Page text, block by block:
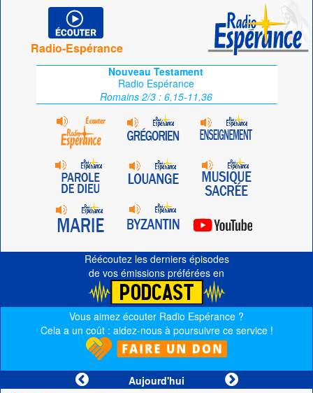
Radio-Espérance
Nouveau Testament
Radio Espérance
Romains 2/3 : 6,15-11,36
Réécoutez les derniers épisodes
de vos émissions préférées en
Vous aimez écouter Radio Espérance ?
Cela a un coût : aidez-nous à poursuivre ce service !
Aujourd'hui